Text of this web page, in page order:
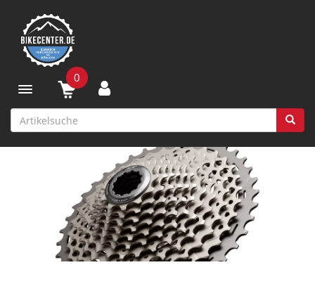
Toggle navigation
0